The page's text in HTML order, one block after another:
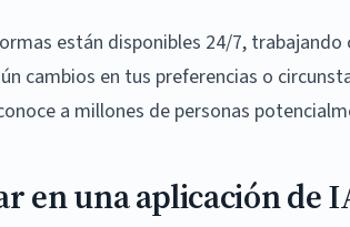
están disponibles 24/7,
cambios en tus preferencias o
a millones de personas
en una aplicación de